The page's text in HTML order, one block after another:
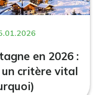
en 2026 :
critère vital